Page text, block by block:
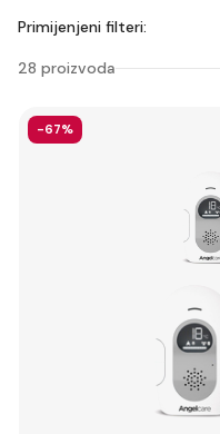
Primijenjeni filteri:
28 proizvoda
-67%